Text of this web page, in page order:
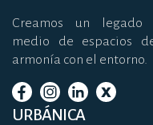
Creamos un legado
medio de espacios
armonía con el entorno.
URBÁNICA